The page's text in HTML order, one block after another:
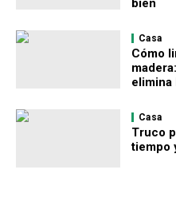
bien
Casa
Cómo
elimina
Casa
Truco
tiempo